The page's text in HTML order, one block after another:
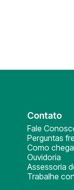
Contato
Fale
Perguntas
Como
Ouvidoria
Assessoria
Trabalhe